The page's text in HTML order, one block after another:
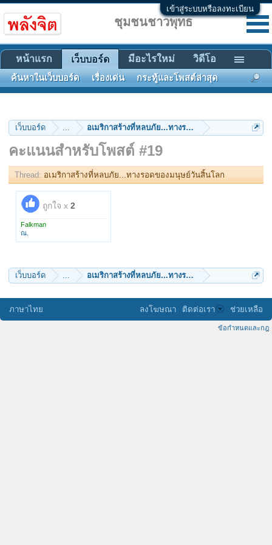
เข้าสู่ระบบหรือลงทะเบียน
เว็บบอร์ด ... อเมริกาสร้างที่หลบภัย...ทางรอดของมนุษย์วันสิ้นโลก
คะแนนสำหรับโพสต์ #19
Thread: อเมริกาสร้างที่หลบภัย...ทางรอดของมนุษย์วันสิ้นโลก
ถูกใจ x 2
Falkman
ณ.
เว็บบอร์ด ... อเมริกาสร้างที่หลบภัย...ทางรอดของมนุษย์วันสิ้นโลก
ชุมชนชาวพุทธ
หน้าแรก เว็บบอร์ด
ค้นหาในเว็บบอร์ด เรื่องเด่น กระทู้และโพสต์ล่าสุด
มีอะไรใหม่ วิดีโอ
ภาษาไทย ลงโฆษณา ติดต่อเรา ช่วยเหลือ
ข้อกำหนดและกฎ